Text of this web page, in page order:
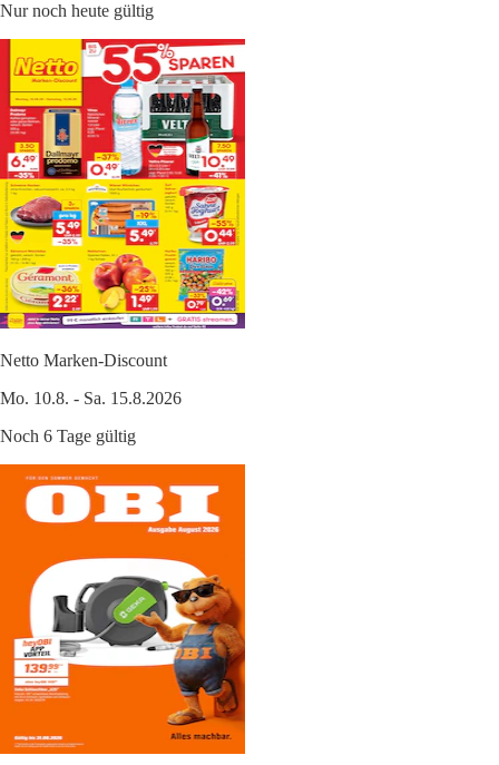
Nur noch heute gültig
Netto Marken-Discount
Mo. 10.8. - Sa. 15.8.2026
Noch 6 Tage gültig